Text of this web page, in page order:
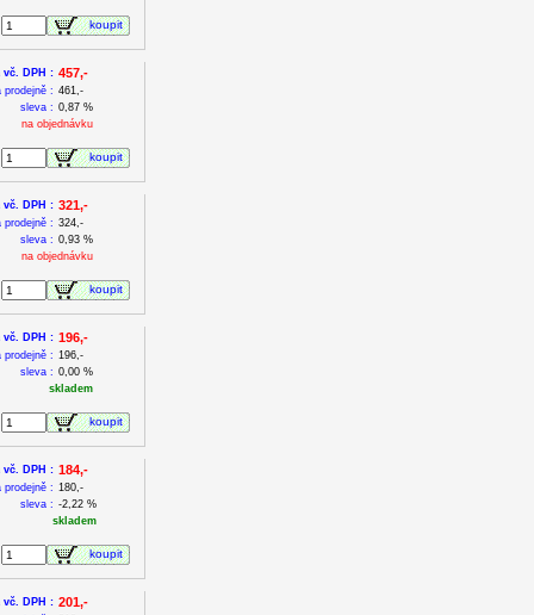
koupit
vč. DPH : 457,-
prodejně : 461,-
sleva : 0,87 %
na objednávku
koupit
vč. DPH : 321,-
prodejně : 324,-
sleva : 0,93 %
na objednávku
koupit
vč. DPH : 196,-
prodejně : 196,-
sleva : 0,00 %
skladem
koupit
vč. DPH : 184,-
prodejně : 180,-
sleva : -2,22 %
skladem
koupit
vč. DPH : 201,-